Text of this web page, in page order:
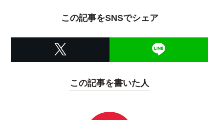
この記事をSNSでシェア
この記事を書いた人